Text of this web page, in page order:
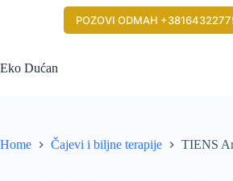
POZOVI ODMAH
Eko Dućan
Home Čajevi i biljne terapije TIENS